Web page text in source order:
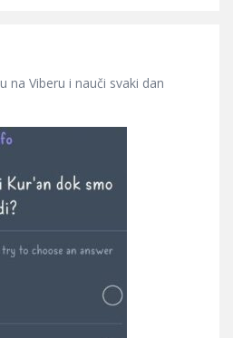
na Viberu i nauči svaki dan